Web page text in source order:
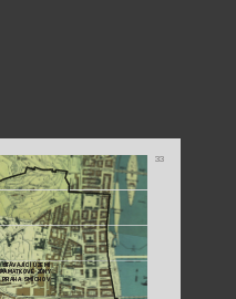
33
STÁVAJÍCÍ ÚZEMÍ
PAMATKOVÉ ZÓNY
PRAHA SMÍCHOV